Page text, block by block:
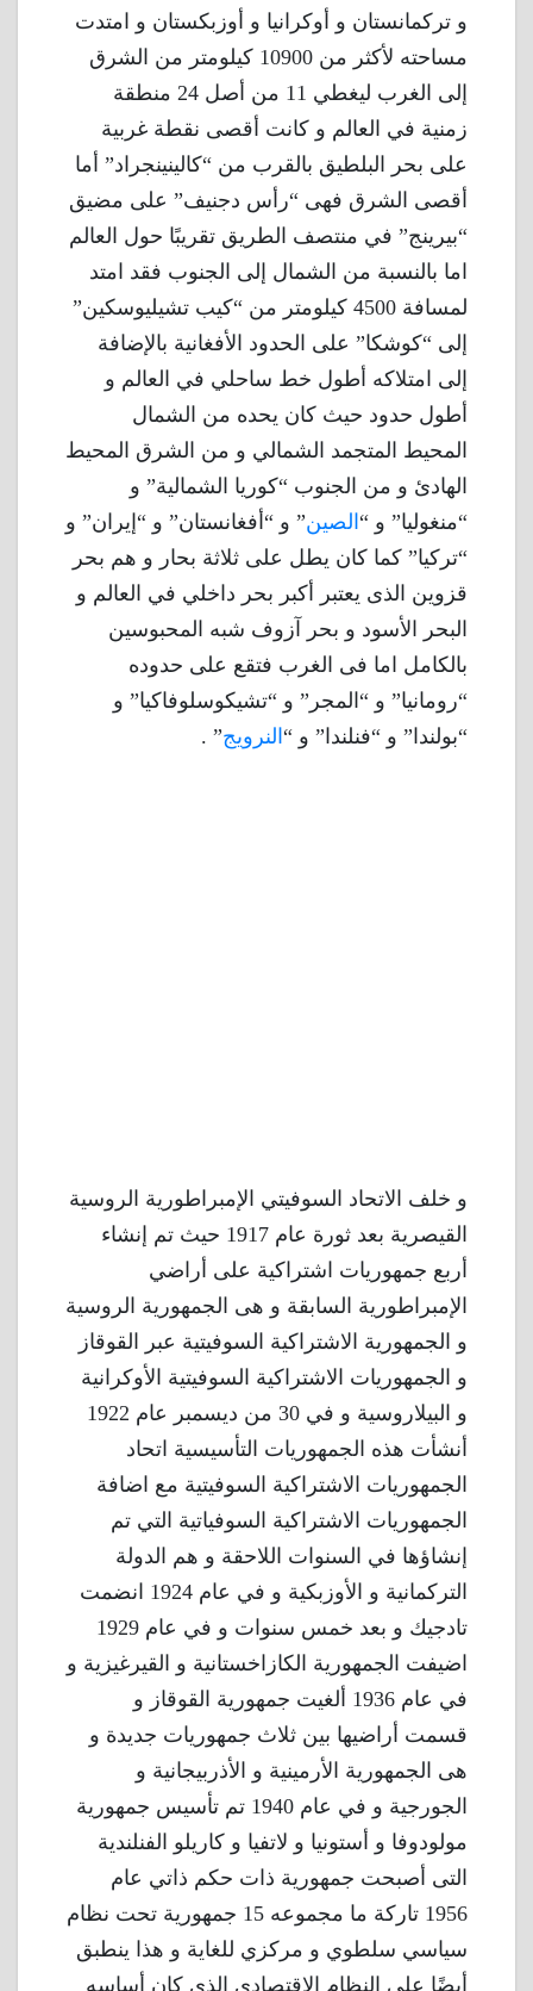
و تركمانستان و أوكرانيا و أوزبكستان و امتدت
مساحته لأكثر من 10900 كيلومتر من الشرق
إلى الغرب ليغطي 11 من أصل 24 منطقة
زمنية في العالم و كانت أقصى نقطة غربية
على بحر البلطيق بالقرب من “كالينينجراد” أما
أقصى الشرق فهى “رأس دجنيف” على مضيق
“بيرينج” في منتصف الطريق تقريبًا حول العالم
اما بالنسبة من الشمال إلى الجنوب فقد امتد
لمسافة 4500 كيلومتر من “كيب تشيليوسكين”
إلى “كوشكا” على الحدود الأفغانية بالإضافة
إلى امتلاكه أطول خط ساحلي في العالم و
أطول حدود حيث كان يحده من الشمال
المحيط المتجمد الشمالي و من الشرق المحيط
الهادئ و من الجنوب “كوريا الشمالية” و
“منغوليا” و “ الصين” و “أفغانستان” و “إيران” و
“تركيا” كما كان يطل على ثلاثة بحار و هم بحر
قزوين الذى يعتبر أكبر بحر داخلي في العالم و
البحر الأسود و بحر آزوف شبه المحبوسين
بالكامل اما فى الغرب فتقع على حدوده
“رومانيا” و “المجر” و “تشيكوسلوفاكيا” و
“بولندا” و “فنلندا” و “ النرويج” .
و خلف الاتحاد السوفيتي الإمبراطورية الروسية
القيصرية بعد ثورة عام 1917 حيث تم إنشاء
أربع جمهوريات اشتراكية على أراضي
الإمبراطورية السابقة و هى الجمهورية الروسية
و الجمهورية الاشتراكية السوفيتية عبر القوقاز
و الجمهوريات الاشتراكية السوفيتية الأوكرانية
و البيلاروسية و في 30 من ديسمبر عام 1922
أنشأت هذه الجمهوريات التأسيسية اتحاد
الجمهوريات الاشتراكية السوفيتية مع اضافة
الجمهوريات الاشتراكية السوفياتية التي تم
إنشاؤها في السنوات اللاحقة و هم الدولة
التركمانية و الأوزبكية و في عام 1924 انضمت
تادجيك و بعد خمس سنوات و في عام 1929
اضيفت الجمهورية الكازاخستانية و القيرغيزية و
في عام 1936 ألغيت جمهورية القوقاز و
قسمت أراضيها بين ثلاث جمهوريات جديدة و
هى الجمهورية الأرمينية و الأذربيجانية و
الجورجية و في عام 1940 تم تأسيس جمهورية
مولودوفا و أستونيا و لاتفيا و كاريلو الفنلندية
التى أصبحت جمهورية ذات حكم ذاتي عام
1956 تاركة ما مجموعه 15 جمهورية تحت نظام
سياسي سلطوي و مركزي للغاية و هذا ينطبق
أيضًا على النظام الاقتصادي الذى كان أساسه